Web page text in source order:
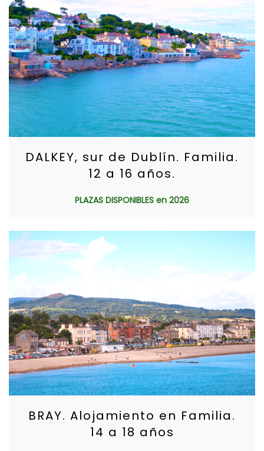
DALKEY, sur de Dublín. Familia.
12 a 16 años.
PLAZAS DISPONIBLES en 2026
BRAY. Alojamiento en Familia.
14 a 18 años